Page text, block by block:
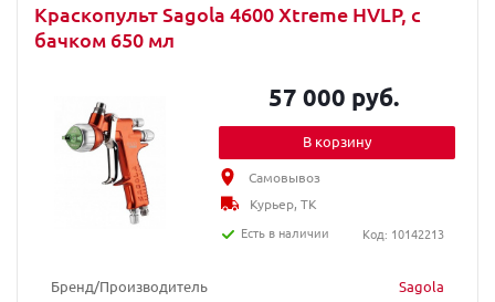
Краскопульт Sagola 4600 Xtreme HVLP, с
бачком 650 мл
Бренд/Производитель
Sagola
57 000 руб.
В корзину
Самовывоз
Курьер, ТК
Есть в наличии
Код: 10142213